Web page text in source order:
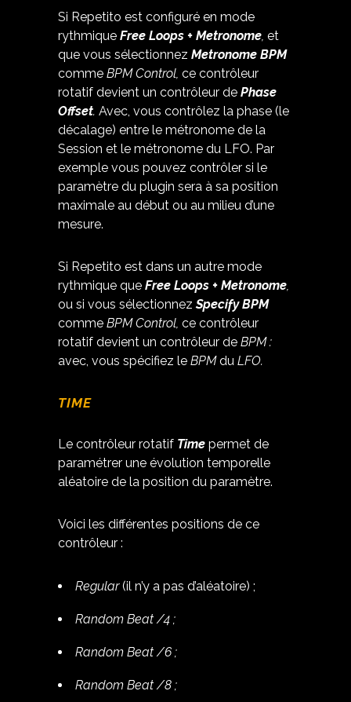
Si Repetito est configuré en mode
rythmique Free Loops + Metronome, et
que vous sélectionnez Metronome BPM
comme BPM Control, ce contrôleur
rotatif devient un contrôleur de Phase
Offset. Avec, vous contrôlez la phase (le
décalage) entre le métronome de la
Session et le métronome du LFO. Par
exemple vous pouvez contrôler si le
paramètre du plugin sera à sa position
maximale au début ou au milieu d’une
mesure.
Si Repetito est dans un autre mode
rythmique que Free Loops + Metronome,
ou si vous sélectionnezSpecify BPM
comme BPM Control, ce contrôleur
rotatif devient un contrôleur de BPM :
avec, vous spécifiez le BPMdu LFO.
TIME
Le contrôleur rotatif Time permet de
paramétrer une évolution temporelle
aléatoire de la position du paramètre.
Voici les différentes positions de ce
contrôleur :
Regular(il n’y a pas d’aléatoire) ;
Random Beat /4 ;
Random Beat /6 ;
Random Beat /8 ;